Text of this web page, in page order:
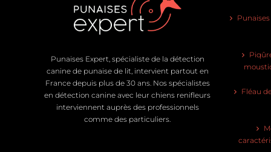
Punaises Expert, spécialiste de la détection
canine de punaise de lit, intervient partout en
France depuis plus de 30 ans. Nos spécialistes
en détection canine avec leur chiens renifleurs
interviennent auprès des professionnels
comme des particuliers.
Fléau